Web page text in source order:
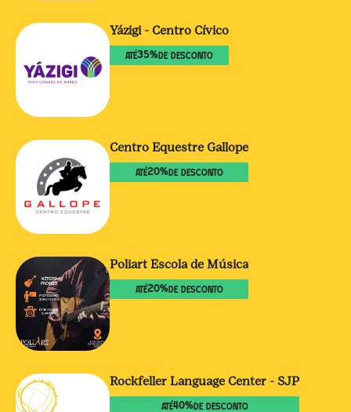
Yázigi - Centro Cívico
ATÉ35%DE DESCONTO
Centro Equestre Gallope
ATÉ20%DE DESCONTO
Poliart Escola de Música
ATÉ20%DE DESCONTO
Rockfeller Language Center - SJP
ATÉ40%DE DESCONTO